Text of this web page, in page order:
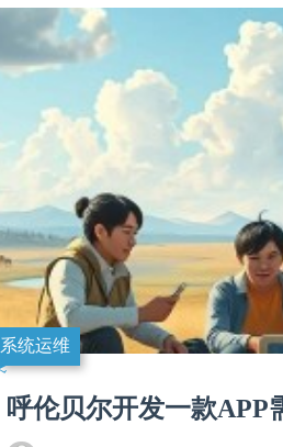
系统运维
呼伦贝尔开发一款APP